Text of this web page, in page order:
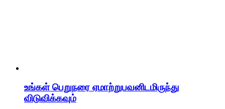
உங்கள் பெறுநரை ஏமாற்றுபவனிடமிருந்து
விடுவிக்கவும்